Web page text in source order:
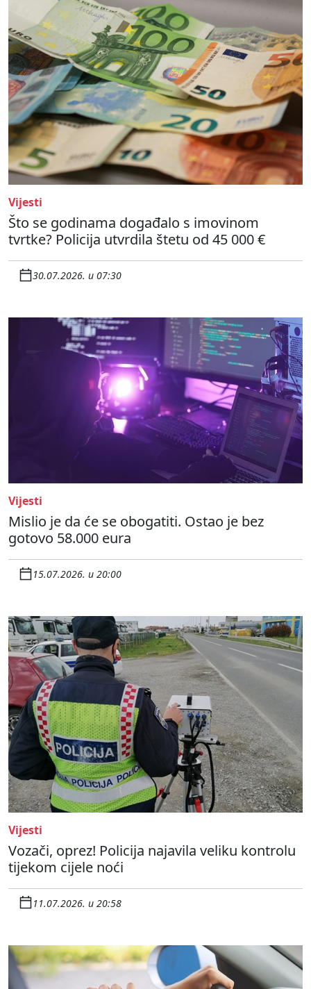
Vijesti
Što se godinama događalo s imovinom
tvrtke? Policija utvrdila štetu od 45 000 €
30.07.2026. u 07:30
Vijesti
Mislio je da će se obogatiti. Ostao je bez
gotovo 58.000 eura
15.07.2026. u 20:00
Vijesti
Vozači, oprez! Policija najavila veliku kontrolu
tijekom cijele noći
11.07.2026. u 20:58